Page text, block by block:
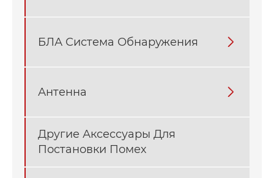
БЛА Система Обнаружения 
Антенна 
Другие Аксессуары Для
Постановки Помех